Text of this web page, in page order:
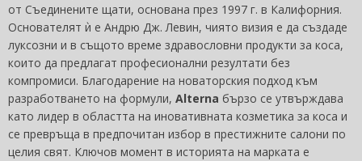
от Съединените щати, основана през 1997 г. в Калифорния.
Основателят ѝ е Андрю Дж. Левин, чиято визия е да създаде
луксозни и в същото време здравословни продукти за коса,
които да предлагат професионални резултати без
компромиси. Благодарение на новаторския подход към
разработването на формули, Alterna бързо се утвърждава
като лидер в областта на иновативната козметика за коса и
се превръща в предпочитан избор в престижните салони по
целия свят. Ключов момент в историята на марката е